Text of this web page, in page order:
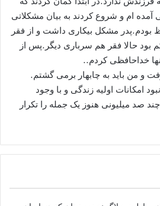
ام و شروع کردند به بیان مشکلاتی
بودم.پدر مشکل بیکاری داشت و از فقر
بود حالا فقر هم سرباری دیگر.پس از
خداحافظی کردم..
و من باید به چابهار برمی گشتم.
امکانات اولیه زندگی و با وجود
صد میلیونی هنوز یک جمله را تکرار